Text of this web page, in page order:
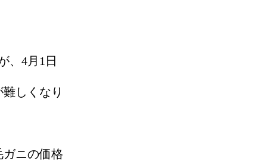
、4月1日
しくなり
ニの価格